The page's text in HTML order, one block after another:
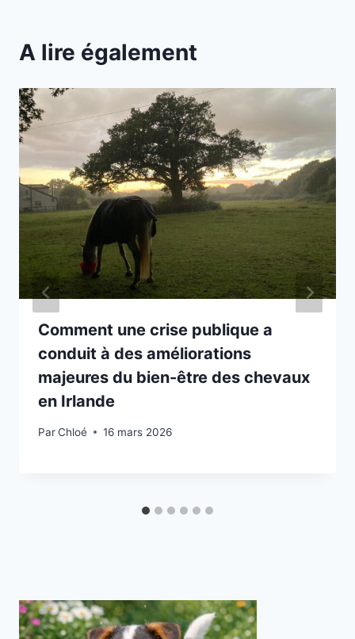
A lire également
Comment une crise publique a
conduit à des améliorations
majeures du bien-être des chevaux
en Irlande
ParChloé 16 mars 2026